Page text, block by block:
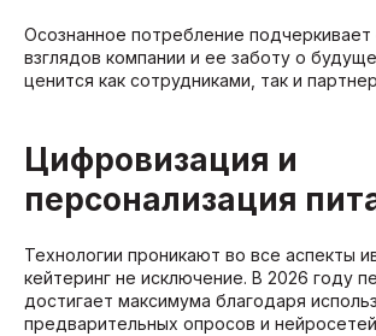
Осознанное потребление
взглядов компании и ее заботу о
ценится как сотрудниками, так и
Цифровизация и
персонализация
Технологии проникают во все аспекты
кейтеринг не исключение. В 2026 году
достигает максимума благодаря
предварительных опросов и